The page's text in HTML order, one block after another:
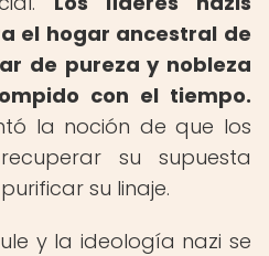
el hogar ancestral de
de pureza y nobleza
con el tiempo.
la noción de que los
su supuesta
su linaje.
y la ideología nazi se